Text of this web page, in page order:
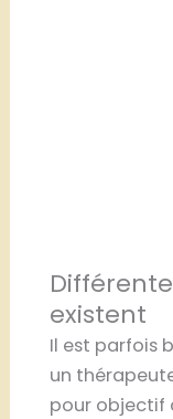
existent
Il est parfois
un
pour objectif